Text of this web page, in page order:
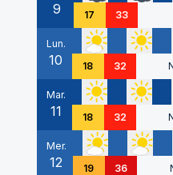
9 17 33
Lun.
10 18 32
Mar.
11 18 32
Mer.
12 19 36